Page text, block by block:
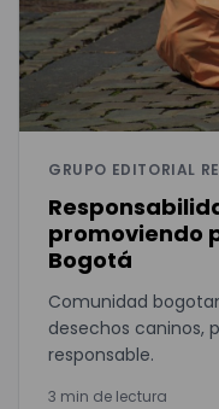
GRUPO EDITORIAL
promoviendo
Bogotá
Comunidad
desechos caninos,
responsable.
3 min de lectura